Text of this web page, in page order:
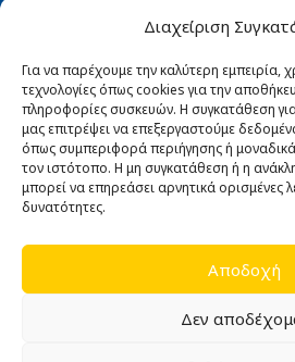
Διαχείριση
Για να παρέχουμε την καλύτερη εμπειρία,
τεχνολογίες όπως cookies για την
πληροφορίες συσκευών. Η συγκατάθεση για
μας επιτρέψει να επεξεργαστούμε
όπως συμπεριφορά περιήγησης ή
τον ιστότοπο. Η μη συγκατάθεση ή η
μπορεί να επηρεάσει αρνητικά ορισμένες
δυνατότητες.
Αποδοχή
Δεν
ΠΛΗΡΟΦΟΡΊΕΣ
Αρχική
Ποιοι είμαστε
Άρθρα
Επικοινωνία
Εγγύηση καλής λειτουργίας
ΧΡΉΣΙΜΑ